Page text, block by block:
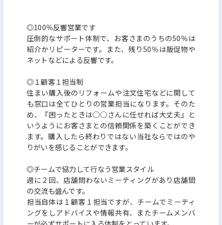
◎100％反響営業です
圧倒的なサポート体制で、お客さまのうちの50％は
紹介かリピーターです。また、残り50％は販促物や
ネットなどによる反響です。
◎１顧客１担当制
住まい購入後のリフォームや注文住宅などに関して
も窓口は全てひとりの営業担当になります。そのた
め、『困ったときは○○さんに任せれば大丈夫』と
いうようにお客さまとの信頼関係を築くことができ
ます。購入したら終わりではない当社ならではのや
りがいを感じることができます。
◎チームで協力して行なう営業スタイル
週に２回、店舗問わないミーティングがあり店舗間
の交流も盛んです。
担当自体は１顧客１担当ですが、チームでミーティ
ングをしアドバイスや情報共有、またチームメンバ